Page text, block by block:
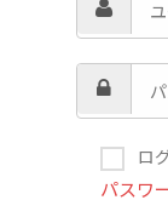
ロ
パスワ